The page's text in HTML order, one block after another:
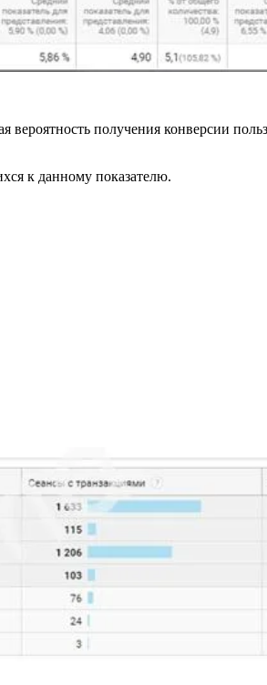
вероятность получения конверсии
к данному показателю.